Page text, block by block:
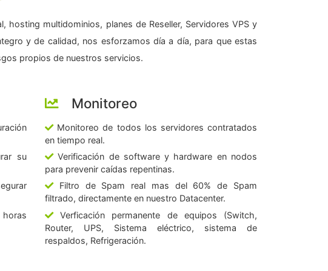
multidominios, planes de Reseller, Servidores VPS y
y de calidad, nos esforzamos día a día, para que estas
propios de nuestros servicios.
su
Monitoreo
Monitoreo de todos los servidores contratados
en tiempo real.
Verificación de software y hardware en nodos
para prevenir caídas repentinas.
Filtro de Spam real mas del 60% de Spam
filtrado, directamente en nuestro Datacenter.
Verficación permanente de equipos (Switch,
Router, UPS, Sistema eléctrico, sistema de
respaldos, Refrigeración.